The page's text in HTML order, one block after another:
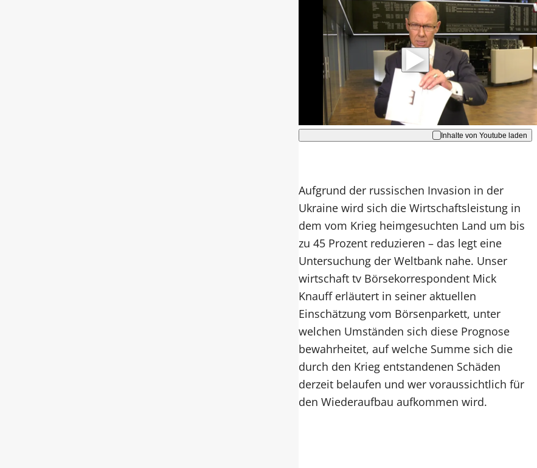
Mit der Wiedergabe dieses Videos
werden Daten an Youtube übertragen.
Hinweise dazu erhalten Sie in der
Datenschutzerklärung.
Akzeptieren
Inhalte von Youtube laden
Aufgrund der russischen Invasion in der
Ukraine wird sich die Wirtschaftsleistung in
dem vom Krieg heimgesuchten Land um bis
zu 45 Prozent reduzieren – das legt eine
Untersuchung der Weltbank nahe. Unser
wirtschaft tv Börsekorrespondent Mick
Knauff erläutert in seiner aktuellen
Einschätzung vom Börsenparkett, unter
welchen Umständen sich diese Prognose
bewahrheitet, auf welche Summe sich die
durch den Krieg entstandenen Schäden
derzeit belaufen und wer voraussichtlich für
den Wiederaufbau aufkommen wird.